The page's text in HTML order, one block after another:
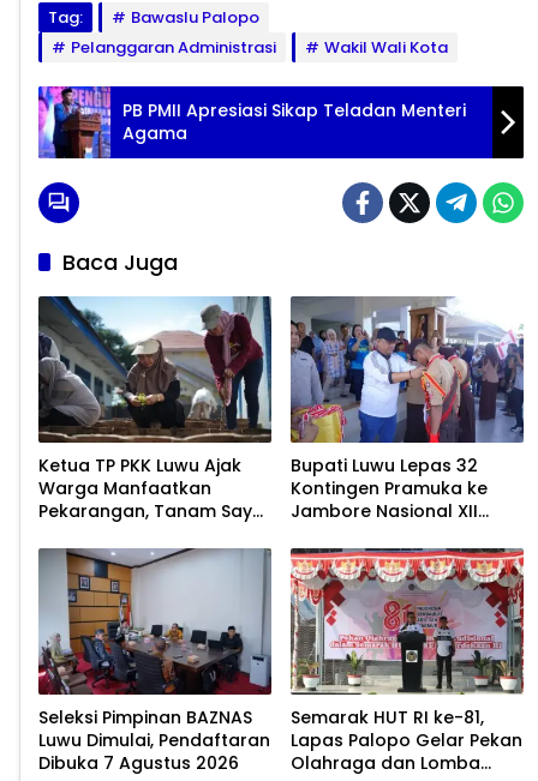
Tag:
Bawaslu Palopo
Pelanggaran Administrasi
Wakil Wali Kota
PB PMII Apresiasi Sikap Teladan Menteri
Agama
Baca Juga
Ketua TP PKK Luwu Ajak
Warga Manfaatkan
Pekarangan, Tanam Sayur
Bupati Luwu Lepas 32
Kontingen Pramuka ke
Jambore Nasional XII
Seleksi Pimpinan BAZNAS
Luwu Dimulai, Pendaftaran
Dibuka 7 Agustus 2026
Semarak HUT RI ke-81,
Lapas Palopo Gelar Pekan
Olahraga dan Lomba